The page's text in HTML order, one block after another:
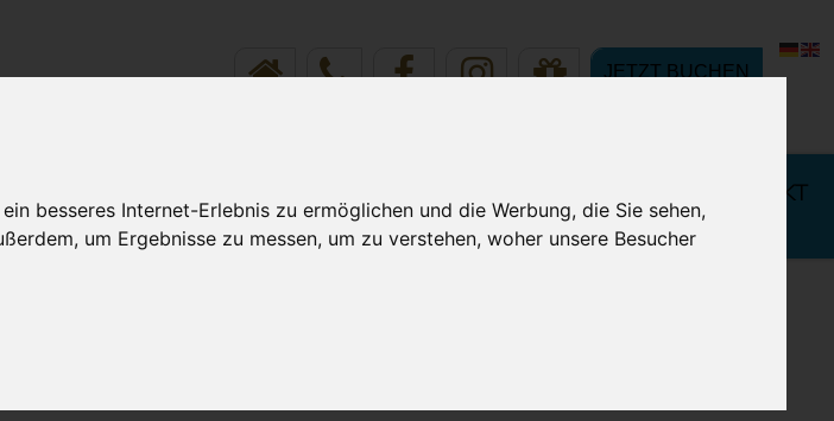
besseres Internet-Erlebnis zu ermöglichen und die Werbung, die Sie sehen,
um Ergebnisse zu messen, um zu verstehen, woher unsere Besucher
JETZT BUCHEN
WOHLFÜHLURLAUB
BUCHUNG & KONTAKT